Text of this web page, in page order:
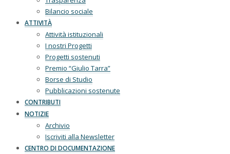
Bilancio sociale
ATTIVITÀ
Attività istituzionali
I nostri Progetti
Progetti sostenuti
Premio “Giulio Tarra”
Borse di Studio
Pubblicazioni sostenute
CONTRIBUTI
NOTIZIE
Archivio
Iscriviti alla Newsletter
CENTRO DI DOCUMENTAZIONE